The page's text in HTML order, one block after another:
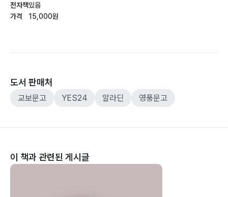
전자책
가격
있음
15,000원
도서 판매처
교보문고 YES24 알라딘 영풍문고
이 책과 관련된 게시글